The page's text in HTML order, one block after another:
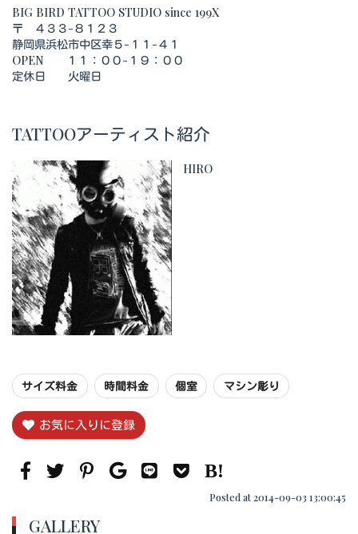
BIG BIRD TATTOO STUDIO since 199X
〒 ４３３-８１２３
静岡県浜松市中区幸５-１１-４１
OPEN １１：００-１９：００
定休日 火曜日
TATTOOアーティスト紹介
HIRO
サイズ料金 時間料金 個室 マシン彫り
お気に入りに登録
Posted at 2014-09-03 13:00:45
GALLERY